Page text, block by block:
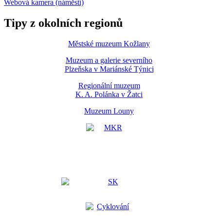
Webová kamera (náměstí)
Tipy z okolních regionů
Městské muzeum Kožlany
Muzeum a galerie severního
Plzeňska v Mariánské Týnici
Regionální muzeum
K. A. Polánka v Žatci
Muzeum Louny